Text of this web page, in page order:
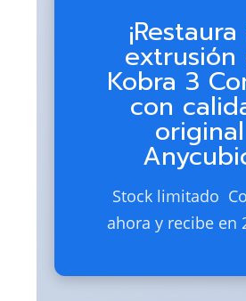
extrusión
Kobra 3
con
original
Stock limitado 
ahora y recibe en